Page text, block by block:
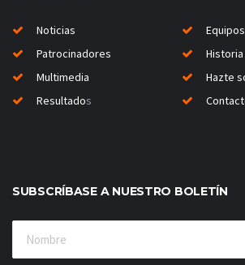
Noticias
Equipos
Patrocinadores
Historia
Multimedia
Hazte
Resultados
SUBSCRÍBASE A NUESTRO BOLETÍN